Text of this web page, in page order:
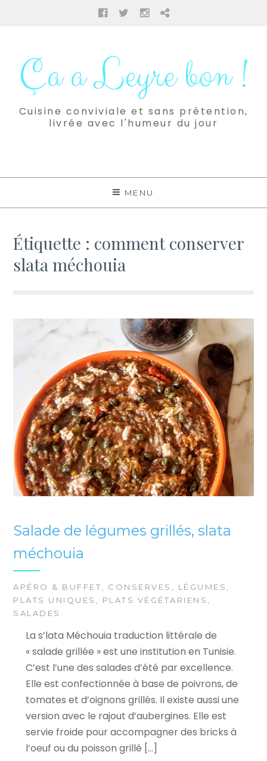
Facebook
TwitterInstagram
Pinterest
contenuÇa a Leyre bon !
Cuisine conviviale et sans prétention,
livrée avec l'humeur du jour
MENU
Étiquette : comment conserver
slata méchouia
Salade de légumes grillés, slata
méchouia
APÉRO & BUFFET, CONSERVES , LÉGUMES ,
PLATS UNIQUES , PLATS VÉGÉTARIENS ,
SALADES
La s’lata Méchouia traduction littérale de
« salade grillée » est une institution en Tunisie.
C’est l’une des salades d’été par excellence.
Elle est confectionnée à base de poivrons, de
tomates et d’oignons grillés. Il existe aussi une
version avec le rajout d’aubergines. Elle est
servie froide pour accompagner des bricks à
l’oeuf ou du poisson grillé […]